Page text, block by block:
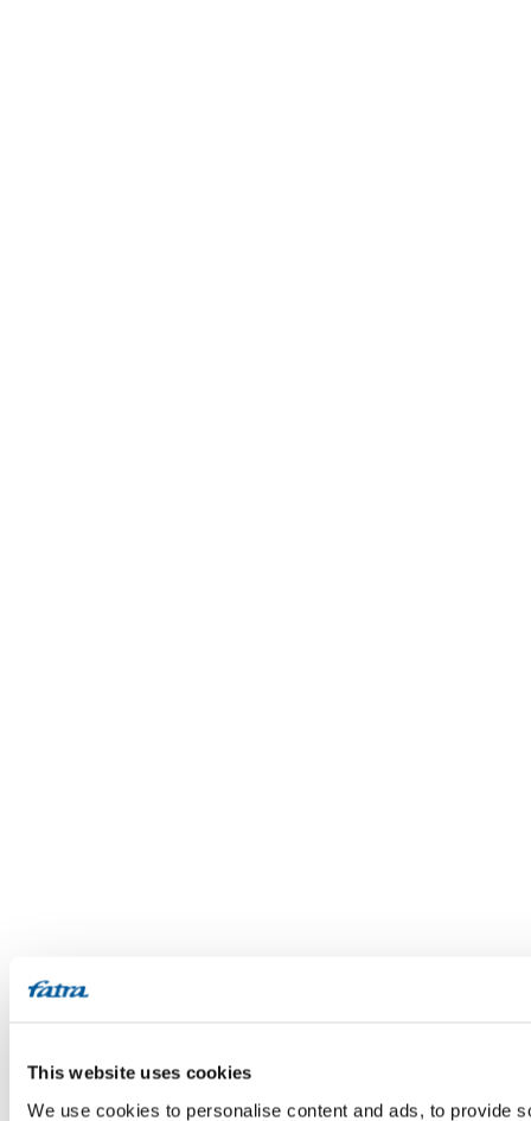
This website uses cookies
We use cookies to personalise content and ads, to provide